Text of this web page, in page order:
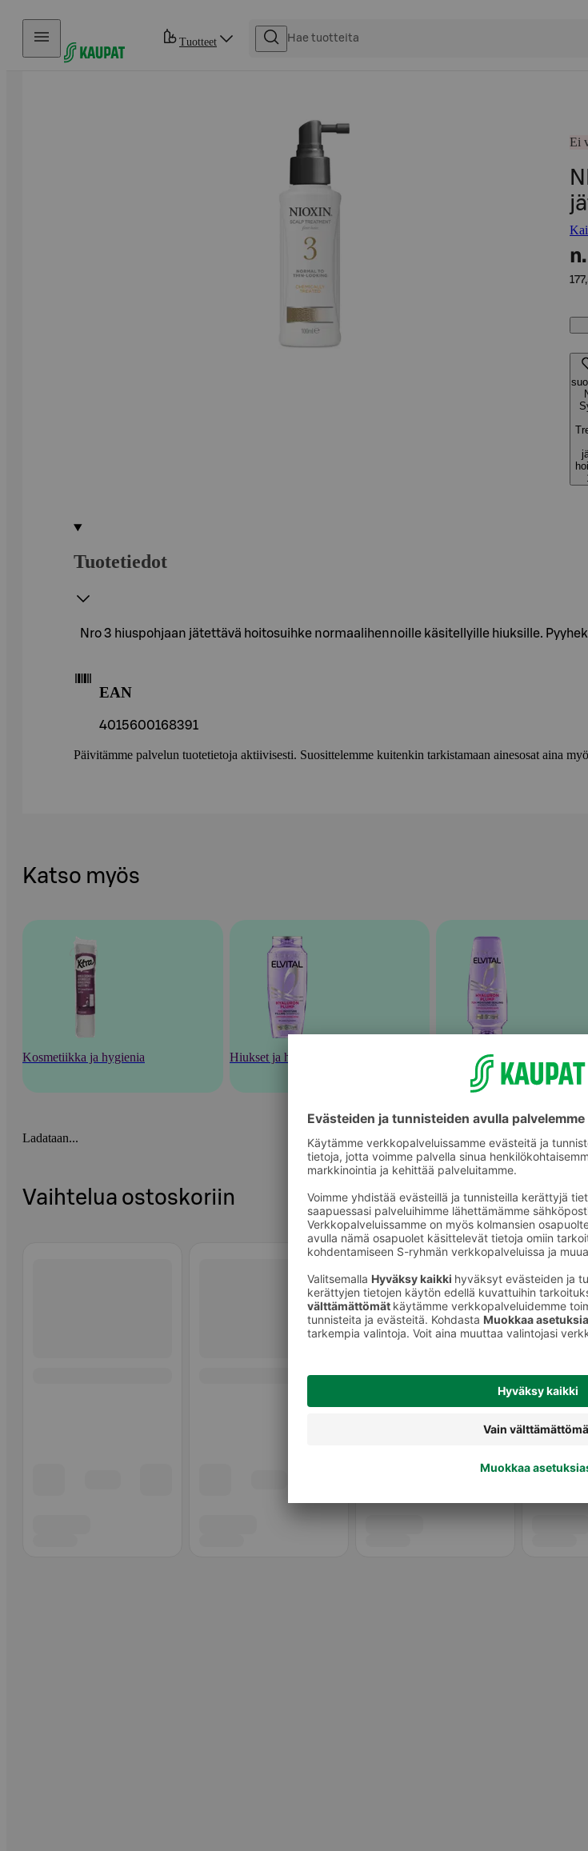
Hyppää sisältöön
Tuotteet
Ei
n.
Tuotetiedot
Nro 3 hiuspohjaan jätettävä hoitosuihke normaalihennoille käsitellyille hiuksille.
EAN
4015600168391
Päivitämme palvelun tuotetietoja aktiivisesti. Suosittelemme kuitenkin tarkistamaan ainesosat aina
Katso myös
Kosmetiikka ja hygienia Hiukset ja hiustenhoito Hoitoaineet
Ladataan...
Vaihtelua ostoskoriin